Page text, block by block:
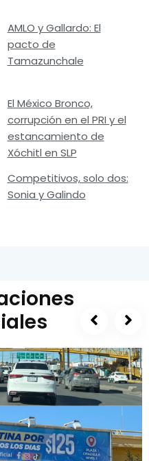
AMLO y Gallardo: El
pacto de
Tamazunchale
El México Bronco,
corrupción en el PRI y el
estancamiento de
Xóchitl en SLP
Competitivos, solo dos:
Sonia y Galindo